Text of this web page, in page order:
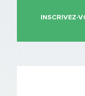
INSCRIVEZ-